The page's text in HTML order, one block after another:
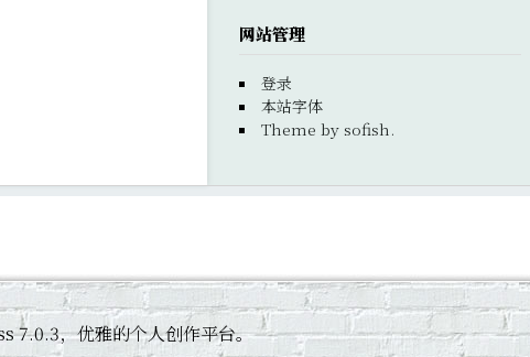
网站管理
登录
本站字体
Theme by sofish.
7.0.3，优雅的个人创作平台。